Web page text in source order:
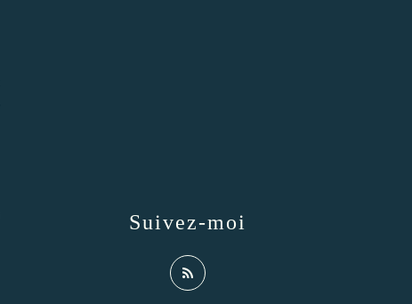
Suivez-moi